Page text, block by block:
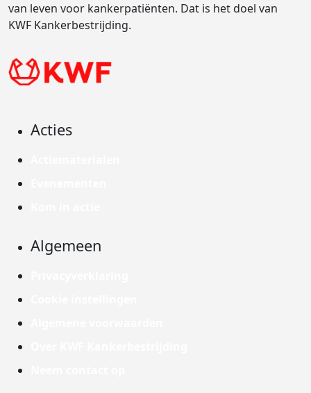
van leven voor kankerpatiënten. Dat is het doel van
KWF Kankerbestrijding.
Acties
Algemeen